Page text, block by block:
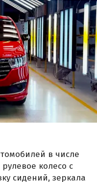
в числе
колесо с
сидений, зеркала